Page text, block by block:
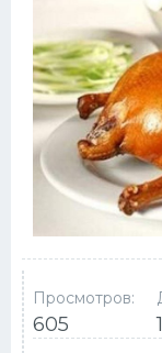
Просмотров:
605